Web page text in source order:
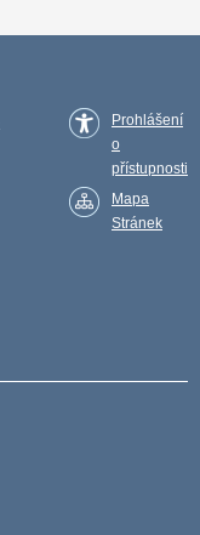
Prohlášení
o
přístupnosti
Mapa
Stránek